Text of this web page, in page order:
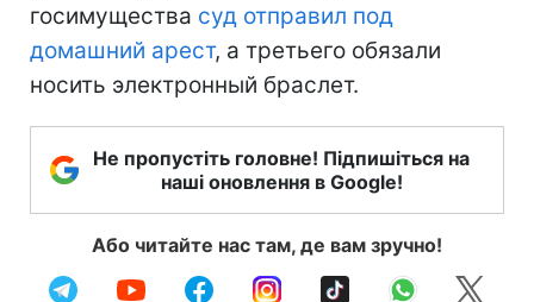
госимущества суд отправил под
домашний арест, а третьего обязали
носить электронный браслет.
Не пропустіть головне! Підпишіться на
наші оновлення в Google!
Або читайте нас там, де вам зручно!